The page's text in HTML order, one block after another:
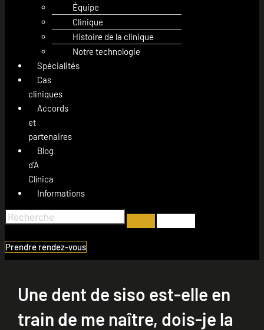
Équipe
Clinique
Histoire de la clinique
Notre technologie
Spécialités
Cas
cliniques
Accords
et
partenaires
Blog
d’A
Clínica
Informations
Prendre rendez-vous
Une dent de siso est-elle en
train de me naître, dois-je la